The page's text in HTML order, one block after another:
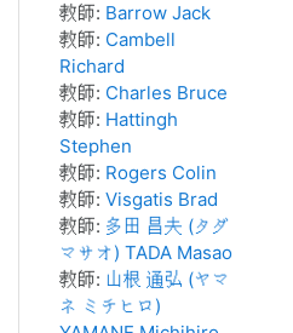
教師: Barrow Jack
教師: Cambell
Richard
教師: Charles Bruce
教師: Hattingh
Stephen
教師: Rogers Colin
教師: Visgatis Brad
教師: 多田 昌夫 (タダ
マサオ) TADA Masao
教師: 山根 通弘 (ヤマ
ネ ミチヒロ)